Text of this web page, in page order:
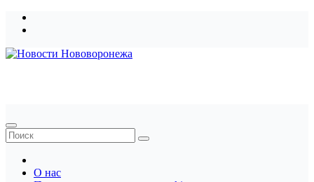
Перейти
О нас